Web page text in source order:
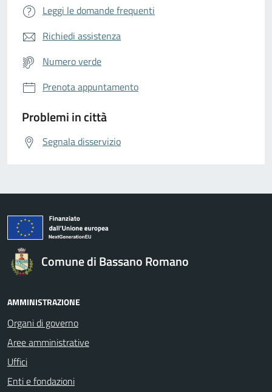
Leggi le domande frequenti
Richiedi assistenza
Numero verde
Prenota appuntamento
Problemi in città
Segnala disservizio
Comune di Bassano Romano
AMMINISTRAZIONE
Organi di governo
Aree amministrative
Uffici
Enti e fondazioni